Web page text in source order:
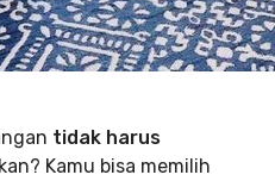
tidak harus
kan? Kamu bisa memilih